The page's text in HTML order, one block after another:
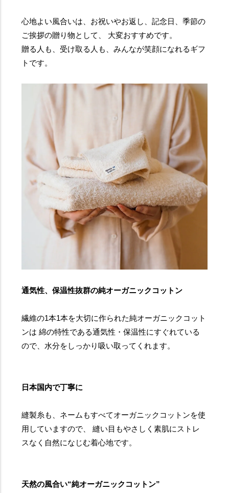
心地よい風合いは、お祝いやお返し、記念日、季節の
ご挨拶の贈り物として、 大変おすすめです。
贈る人も、受け取る人も、みんなが笑顔になれるギフ
トです。
通気性、保温性抜群の純オーガニックコットン
繊維の1本1本を大切に作られた純オーガニックコット
ンは 綿の特性である通気性・保温性にすぐれている
ので、水分をしっかり吸い取ってくれます。
日本国内で丁寧に
縫製糸も、ネームもすべてオーガニックコットンを使
用していますので、 縫い目もやさしく素肌にストレ
スなく自然になじむ着心地です。
天然の風合い“純オーガニックコットン”